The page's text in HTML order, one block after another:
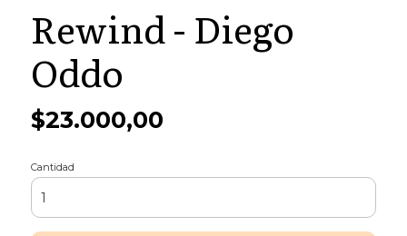
Rewind - Diego
Oddo
$23.000,00
Cantidad